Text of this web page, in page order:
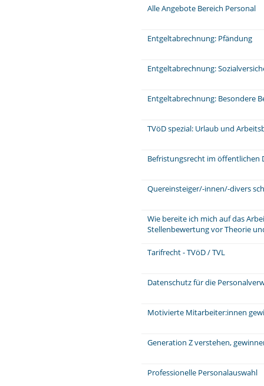
Alle Angebote Bereich Personal
Entgeltabrechnung: Pfändung
Entgeltabrechnung:
Entgeltabrechnung: Besondere
TVöD spezial: Urlaub und
Befristungsrecht im öffentlichen
Quereinsteiger/-innen/-divers
Wie bereite ich mich auf das
Stellenbewertung vor Theorie
Tarifrecht - TVöD / TVL
Datenschutz für die
Motivierte Mitarbeiter:innen
Generation Z verstehen,
Professionelle Personalauswahl